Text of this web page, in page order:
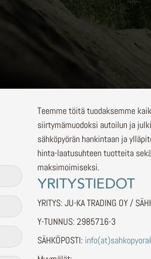
Teemme töitä tuodaksemme
siirtymämuodoksi autoilun ja
sähköpyörän hankintaan ja
hinta-laatusuhteen tuotteita
maksimoimiseksi.
YRITYSTIEDOT
YRITYS: JU-KA TRADING OY /
Y-TUNNUS: 2985716-3
SÄHKÖPOSTI: